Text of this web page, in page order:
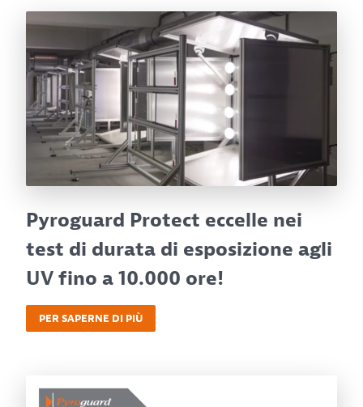
Pyroguard Protect eccelle nei
test di durata di esposizione agli
UV fino a 10.000 ore!
PER SAPERNE DI PIÙ